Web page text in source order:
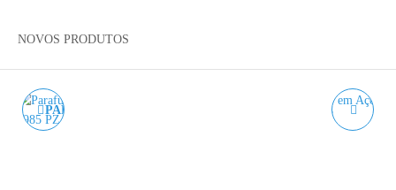
NOVOS PRODUTOS
PARAFUSO OVAL M3X25 PORCA HEXAGONAL